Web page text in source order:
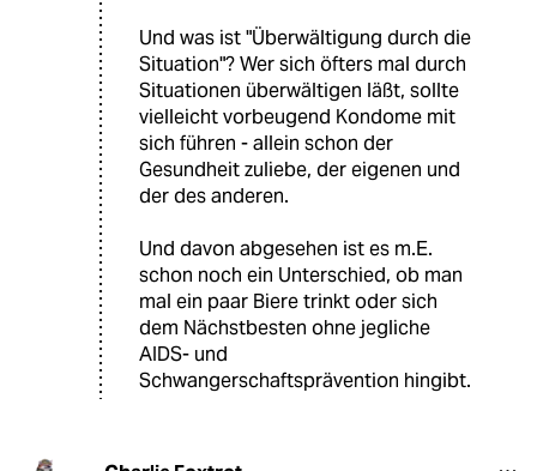
Und was ist "Überwältigung durch die
Situation"? Wer sich öfters mal durch
Situationen überwältigen läßt, sollte
vielleicht vorbeugend Kondome mit
sich führen - allein schon der
Gesundheit zuliebe, der eigenen und
der des anderen.
Und davon abgesehen ist es m.E.
schon noch ein Unterschied, ob man
mal ein paar Biere trinkt oder sich
dem Nächstbesten ohne jegliche
AIDS- und
Schwangerschaftsprävention hingibt.